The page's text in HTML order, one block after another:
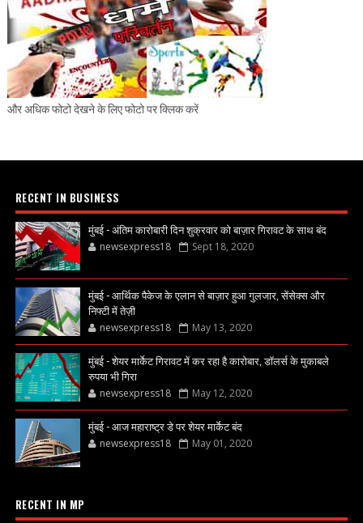
और अधिक फोटो देखने के लिए फोटो पर क्लिक करें
RECENT IN BUSINESS
मुंबई - अंतिम कारोबारी दिन शुक्रवार को बाज़ार गिरावट के साथ बंद
newsexpress18 Sept 18, 2020
मुंबई - आर्थिक पैकेज के एलान से बाज़ार हुआ गुलजार, सेंसेक्स और
निफ्टी में तेज़ी
newsexpress18 May 13, 2020
मुंबई - शेयर मार्केट गिरावट में कर रहा है कारोबार, डॉलर्स के मुकाबले
रुपया भी गिरा
newsexpress18 May 12, 2020
मुंबई - आज महाराष्ट्र डे पर शेयर मार्केट बंद
newsexpress18 May 01, 2020
RECENT IN MP